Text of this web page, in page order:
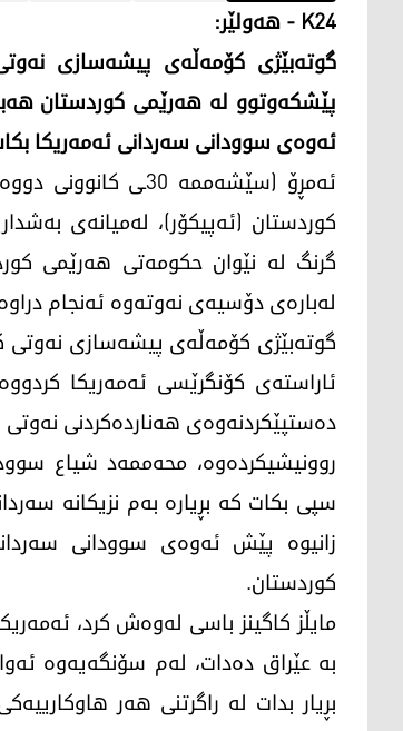
K24 - هەولێر:
گوته‌بێژی كۆمه‌ڵه‌ی پیشه‌سازی
پێشكه‌وتوو له‌ هه‌رێمی كوردستان
ئه‌وه‌ی سوودانی سه‌ردانی ئه‌مه‌ریكا
گرنگ له‌ نێوان حكومه‌تی هه‌رێمی
له‌باره‌ی دۆسیه‌ی نه‌وته‌وه‌ ئه‌نجام
گوته‌بێژی كۆمه‌ڵه‌ی پیشه‌سازی نه‌وتی
ئاراسته‌ی كۆنگرێسی ئه‌مه‌ریكا
ده‌ستپێكردنه‌وه‌ی هه‌نارده‌كردنی
روونیشیكرده‌وه‌، محه‌ممه‌د شیاع
سپی بكات كه‌ بڕیاره‌ به‌م نزیكانه‌
زانیوه‌ پێش ئه‌وه‌ی سوودانی
كوردستان.
مایڵز كاگینز باسی له‌وه‌ش كرد،
به‌ عێراق ده‌دات، له‌م سۆنگه‌یه‌وه‌
بڕیار بدات له‌ راگرتنی هه‌ر